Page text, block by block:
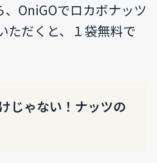
OniGOでロカボナッツ
ただくと、１袋無料で
じゃない！ナッツの